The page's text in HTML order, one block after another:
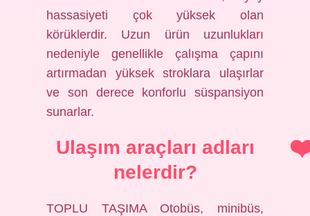
hassasiyeti çok yüksek olan
körüklerdir. Uzun ürün uzunlukları
nedeniyle genellikle çalışma çapını
artırmadan yüksek stroklara ulaşırlar
ve son derece konforlu süspansiyon
sunarlar.
Ulaşım araçları adları
nelerdir?
TOPLU TAŞIMA Otobüs, minibüs,